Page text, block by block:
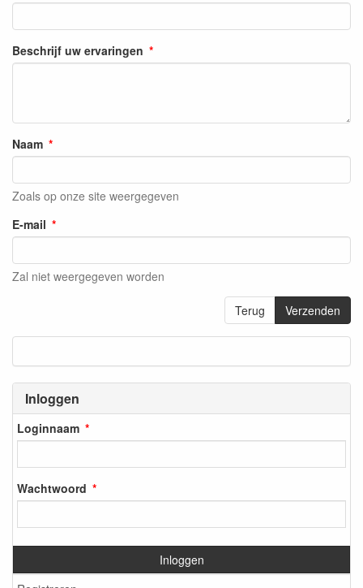
Inloggen
Loginnaam
Wachtwoord
Inloggen
Beschrijf uw ervaringen
Naam
Zoals op onze site weergegeven
E-mail
Zal niet weergegeven worden
Terug Verzenden